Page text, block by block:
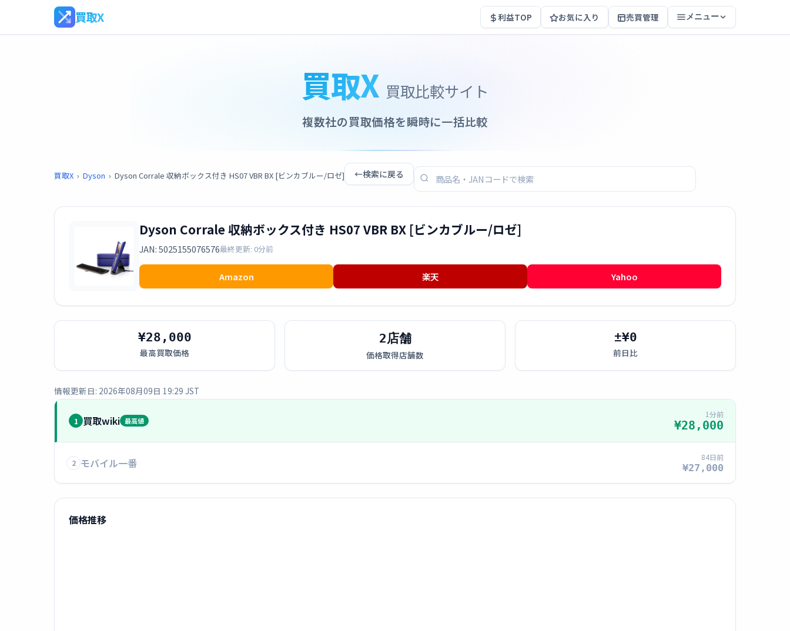
買取X 利益TOP お気に入り 売買管理 メニュー
買取X 買取比較サイト
複数社の買取価格を瞬時に一括比較
買取X › Dyson › Dyson Corrale 収納ボックス付き HS07 VBR BX [ビンカブルー/ロゼ] ←検索に戻る
Dyson Corrale 収納ボックス付き HS07 VBR BX [ビンカブルー/ロゼ]
JAN: 5025155076576最終更新: 0分前
Amazon 楽天 Yahoo
¥28,000
最高買取価格
2店舗
価格取得店舗数
±¥0
前日比
情報更新日: 2026年08月09日 19:29 JST
1 買取wiki 最高値
1分前
¥28,000
2 モバイル一番 84日前
¥27,000
価格推移